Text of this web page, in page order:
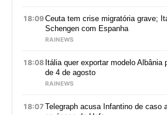
18:09Ceuta tem crise migratória grave;
Schengen com Espanha
RAINEWS
18:08 Itália quer exportar modelo Albânia
de 4 de agosto
RAINEWS
18:07 Telegraph acusa Infantino de caso